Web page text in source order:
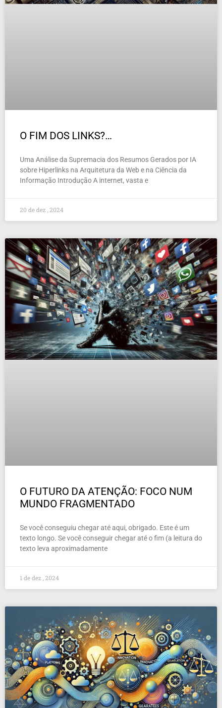
O FIM DOS LINKS?…
Uma Análise da Supremacia dos Resumos Gerados por IA
sobre Hiperlinks na Arquitetura da Web e na Ciência da
Informação Introdução A internet, vasta e
20 de dez , 2024
O FUTURO DA ATENÇÃO: FOCO NUM
MUNDO FRAGMENTADO
Se você conseguiu chegar até aqui, obrigado. Este é um
texto longo. Se você conseguir chegar até o fim (a leitura do
texto leva aproximadamente
1 de dez , 2024